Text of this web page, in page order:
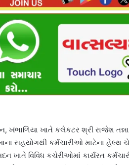
ખંભાળિયા ખાતે કલેકટર શ્રી રાજેશ
સહયોગથી કર્મચારીઓ માટેના
ખાતે વિવિધ કચેરીઓમાં કાર્યરત